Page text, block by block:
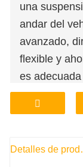
una
andar del
avanzado,
flexible y
es
estrechos,
eficiencia.
centro de